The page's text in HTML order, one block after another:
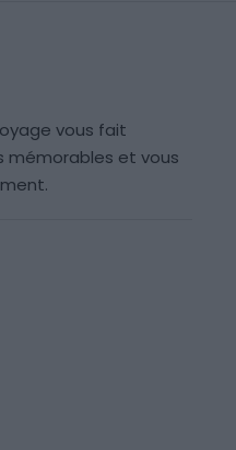
vous fait
mémorables et vous